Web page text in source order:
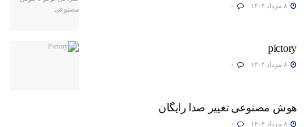
pictory
هوش مصنوعی تغییر صدا رایگان